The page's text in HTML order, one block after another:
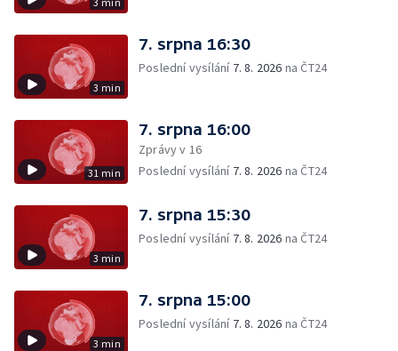
3 min
7. srpna 16:30
Poslední vysílání 7. 8. 2026 na ČT24
31 min
7. srpna 16:00
Zprávy v 16
Poslední vysílání 7. 8. 2026 na ČT24
3 min
7. srpna 15:30
Poslední vysílání 7. 8. 2026 na ČT24
3 min
7. srpna 15:00
Poslední vysílání 7. 8. 2026 na ČT24